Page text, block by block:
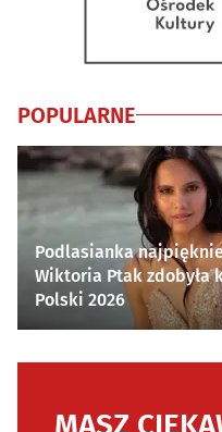
POPULARNE
Podlasianka
Wiktoria Ptak zdobyła
Polski 2026
MASZ